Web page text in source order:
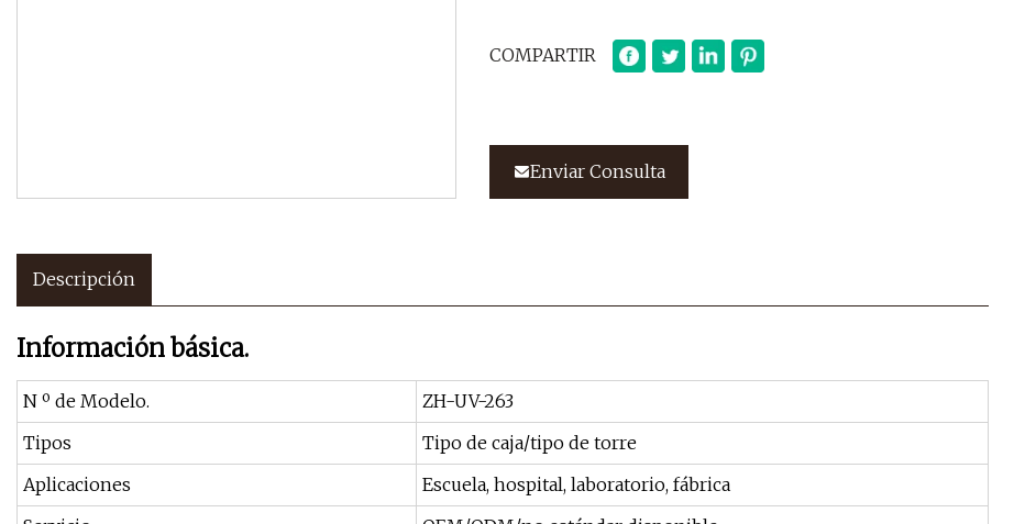
COMPARTIR
Enviar Consulta
Descripción
Información básica.
N º de Modelo.
ZH-UV-263
Tipos
Tipo de caja/tipo de torre
Aplicaciones
Escuela, hospital, laboratorio, fábrica